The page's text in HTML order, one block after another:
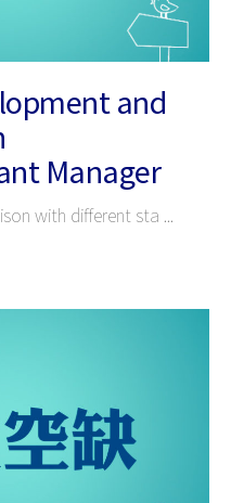
and
Manager
with different sta